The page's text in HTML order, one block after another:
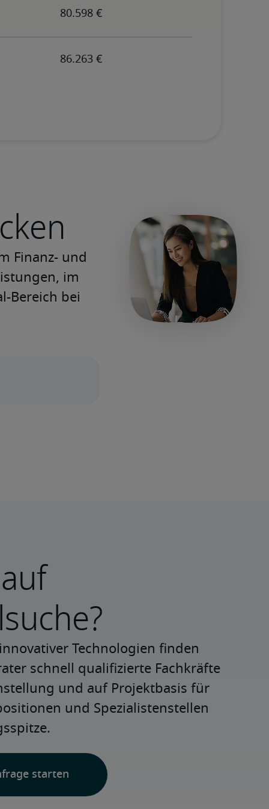
Technologien finden
schnell qualifizierte Fachkräfte
und auf Projektbasis für
und Spezialistenstellen
starten